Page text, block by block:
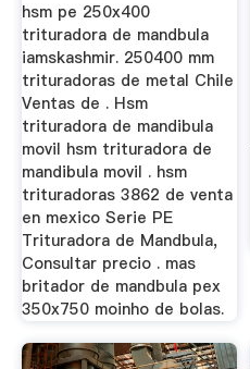
hsm pe 250x400
trituradora de mandbula
iamskashmir. 250400 mm
trituradoras de metal Chile
Ventas de . Hsm
trituradora de mandibula
movil hsm trituradora de
mandibula movil . hsm
trituradoras 3862 de venta
en mexico Serie PE
Trituradora de Mandbula,
Consultar precio . mas
britador de mandbula pex
350x750 moinho de bolas.